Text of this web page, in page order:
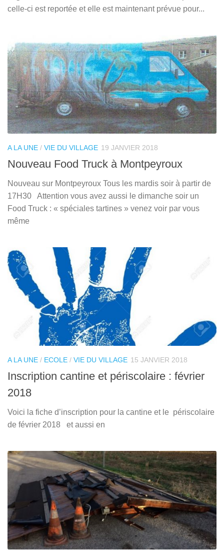
celle-ci est reportée et elle est maintenant prévue pour...
A LA UNE / VIE DU VILLAGE 19 JANVIER 2018
Nouveau Food Truck à Montpeyroux
Nouveau sur Montpeyroux Tous les mardis soir à partir de
17H30 Attention vous avez aussi le dimanche soir un
Food Truck : « spéciales tartines » venez voir par vous
même
A LA UNE / ECOLE / VIE DU VILLAGE 15 JANVIER 2018
Inscription cantine et périscolaire : février
2018
Voici la fiche d’inscription pour la cantine et le périscolaire
de février 2018 et aussi en